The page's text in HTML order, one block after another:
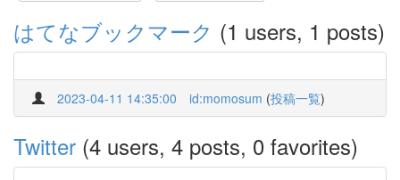
はてなブックマーク (1 users, 1 posts)
2023-04-11 14:35:00 id:momosum (投稿一覧)
Twitter (4 users, 4 posts, 0 favorites)